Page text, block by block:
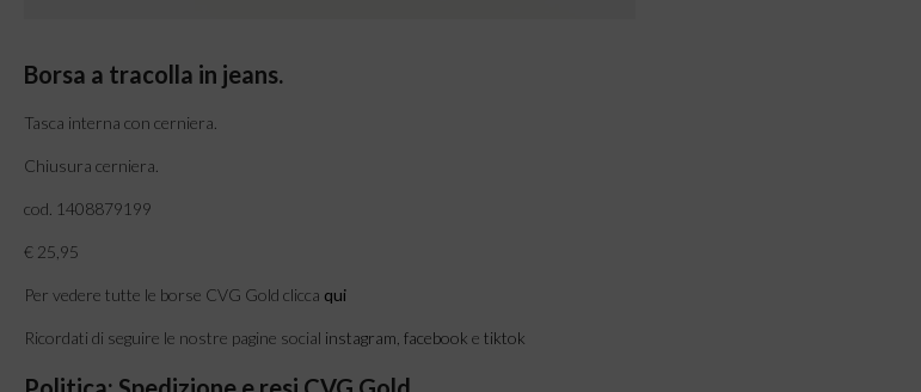
Borsa a tracolla in jeans.
Tasca interna con cerniera.
Chiusura cerniera.
cod. 1408879199
€ 25,95
Per vedere tutte le borse CVG Gold clicca qui
Ricordati di seguire le nostre pagine social instagram facebook e tiktok